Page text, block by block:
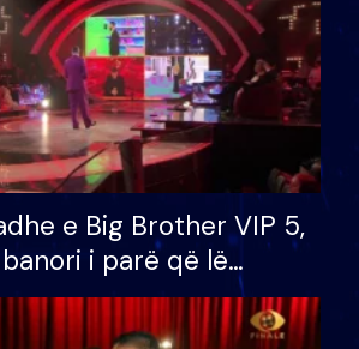
e Big Brother VIP 5,
i parë që lë
humb mundësinë për
e madh